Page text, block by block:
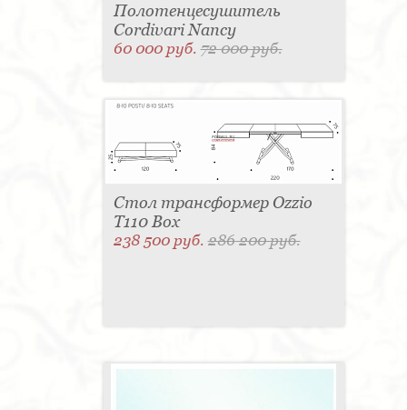
Полотенцесушитель
Cordivari Nancy
60 000 руб.72 000 руб.
Стол трансформер Ozzio
T110 Box
238 500 руб.286 200 руб.